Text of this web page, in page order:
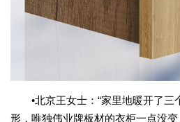
•北京王女士：“家里地暖开了
形，唯独伟业牌板材的衣柜一点没变